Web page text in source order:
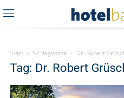
Start Schlagworte Dr. Robert
Tag: Dr. Robert